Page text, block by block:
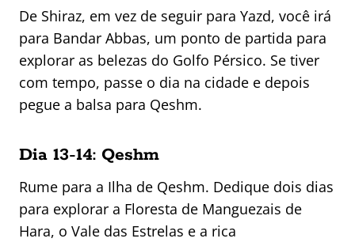
De Shiraz, em vez de seguir para Yazd, você irá
para Bandar Abbas, um ponto de partida para
explorar as belezas do Golfo Pérsico. Se tiver
com tempo, passe o dia na cidade e depois
pegue a balsa para Qeshm.
Dia 13-14: Qeshm
Rume para a Ilha de Qeshm. Dedique dois dias
para explorar a Floresta de Manguezais de
Hara, o Vale das Estrelas e a rica